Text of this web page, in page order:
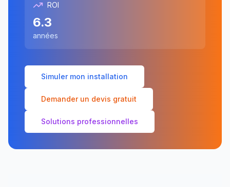
ROI
6.3
années
Simuler mon installation
Demander un devis gratuit
Solutions professionnelles